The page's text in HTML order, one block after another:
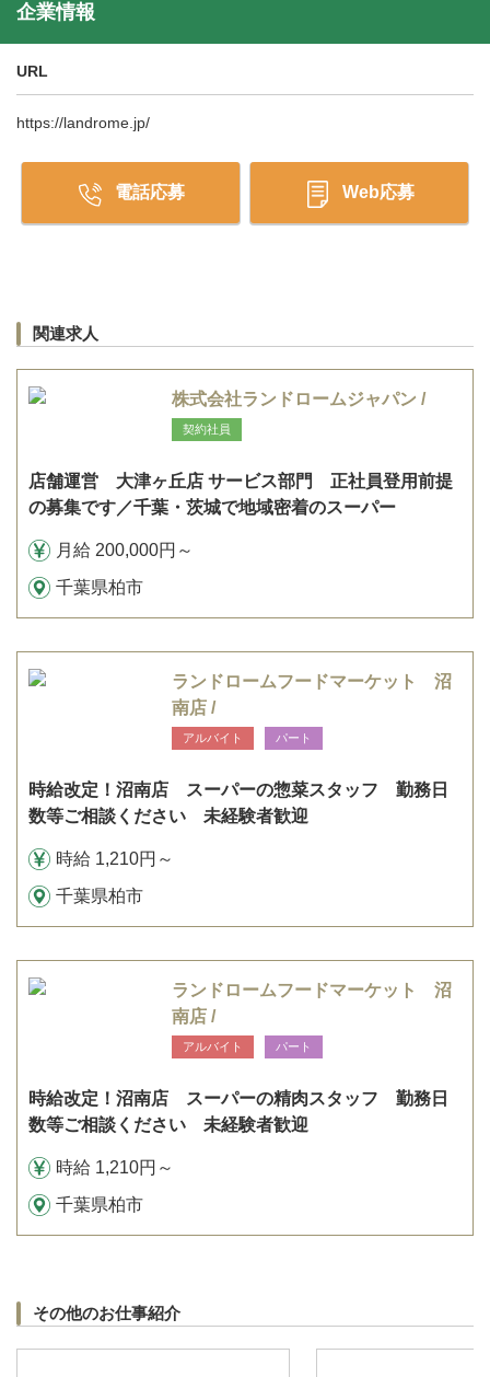
企業情報
URL
https://landrome.jp/
電話応募 Web応募
関連求人
株式会社ランドロームジャパン /
契約社員
店舗運営 大津ヶ丘店 サービス部門 正社員登用前提
の募集です／千葉・茨城で地域密着のスーパー
月給 200,000円～
千葉県柏市
ランドロームフードマーケット 沼
南店 /
アルバイト パート
時給改定！沼南店 スーパーの惣菜スタッフ 勤務日
数等ご相談ください 未経験者歓迎
時給 1,210円～
千葉県柏市
ランドロームフードマーケット 沼
南店 /
アルバイト パート
時給改定！沼南店 スーパーの精肉スタッフ 勤務日
数等ご相談ください 未経験者歓迎
時給 1,210円～
千葉県柏市
その他のお仕事紹介